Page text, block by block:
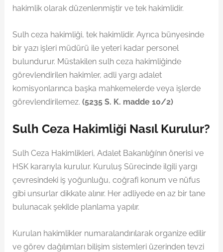
hakimlik olarak düzenlenmiştir ve tek hakimlidir.
Sulh ceza hakimliği, tek hakimlidir. Ayrıca bünyesinde
bir yazı işleri müdürü ile yeteri kadar personel
bulundurur. Müstakilen sulh ceza hakimliğinde
görevlendirilen hakimler, adli yargı adalet
komisyonlarınca başka mahkemelerde veya işlerde
görevlendirilemez. (5235 S. K. madde 10/2)
Sulh Ceza Hakimliği Nasıl Kurulur?
Sulh Ceza Hakimlikleri, Adalet Bakanlığı’nın önerisi ve
HSK kararıyla kurulur. Kuruluş Sürecinde ilgili yargı
çevresindeki iş yoğunluğu, coğrafi konum ve nüfus
gibi unsurlar dikkate alınır. Her adliyede en az bir tane
bulunacak şekilde planlama yapılır.
Kurulan hakimlikler numaralandırılarak organize edilir
ve görev dağılımları bilişim sistemleri üzerinden tevzi